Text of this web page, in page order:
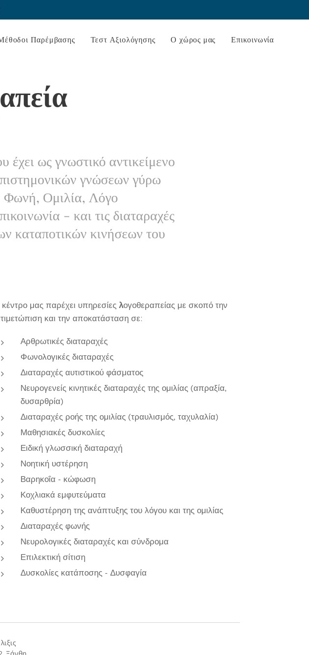
Παρέμβασης Τεστ Αξιολόγησης Ο χώρος μας Επικοινωνία
έχει ως γνωστικό αντικείμενο
γνώσεων γύρω
Φωνή, Ομιλία, Λόγο
- και τις διαταραχές
καταποτικών κινήσεων του
κέντρο μας παρέχει υπηρεσίες λογοθεραπείας με σκοπό την
και την αποκατάσταση σε:
Αρθρωτικές διαταραχές
Φωνολογικές διαταραχές
Διαταραχές αυτιστικού φάσματος
Νευρογενείς κινητικές διαταραχές της ομιλίας (απραξία,
δυσαρθρία)
Διαταραχές ροής της ομιλίας (τραυλισμός, ταχυλαλία)
Μαθησιακές δυσκολίες
Ειδική γλωσσική διαταραχή
Νοητική υστέρηση
Βαρηκοΐα - κώφωση
Κοχλιακά εμφυτεύματα
Καθυστέρηση της ανάπτυξης του λόγου και της ομιλίας
Διαταραχές φωνής
Νευρολογικές διαταραχές και σύνδρομα
Επιλεκτική σίτιση
Δυσκολίες κατάποσης - Δυσφαγία